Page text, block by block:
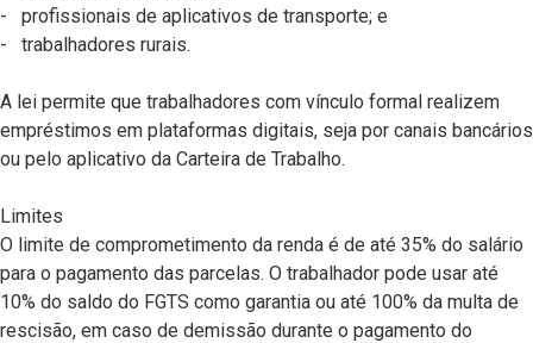
- profissionais de aplicativos de transporte; e
- trabalhadores rurais.
A lei permite que trabalhadores com vínculo formal realizem
empréstimos em plataformas digitais, seja por canais bancários
ou pelo aplicativo da Carteira de Trabalho.
Limites
O limite de comprometimento da renda é de até 35% do salário
para o pagamento das parcelas. O trabalhador pode usar até
10% do saldo do FGTS como garantia ou até 100% da multa de
rescisão, em caso de demissão durante o pagamento do